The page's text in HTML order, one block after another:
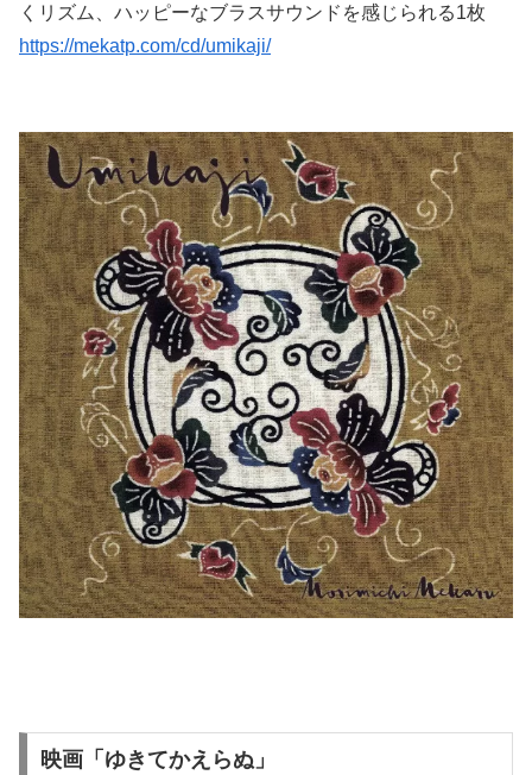
くリズム、ハッピーなブラスサウンドを感じられる1枚
https://mekatp.com/cd/umikaji/
映画「ゆきてかえらぬ」